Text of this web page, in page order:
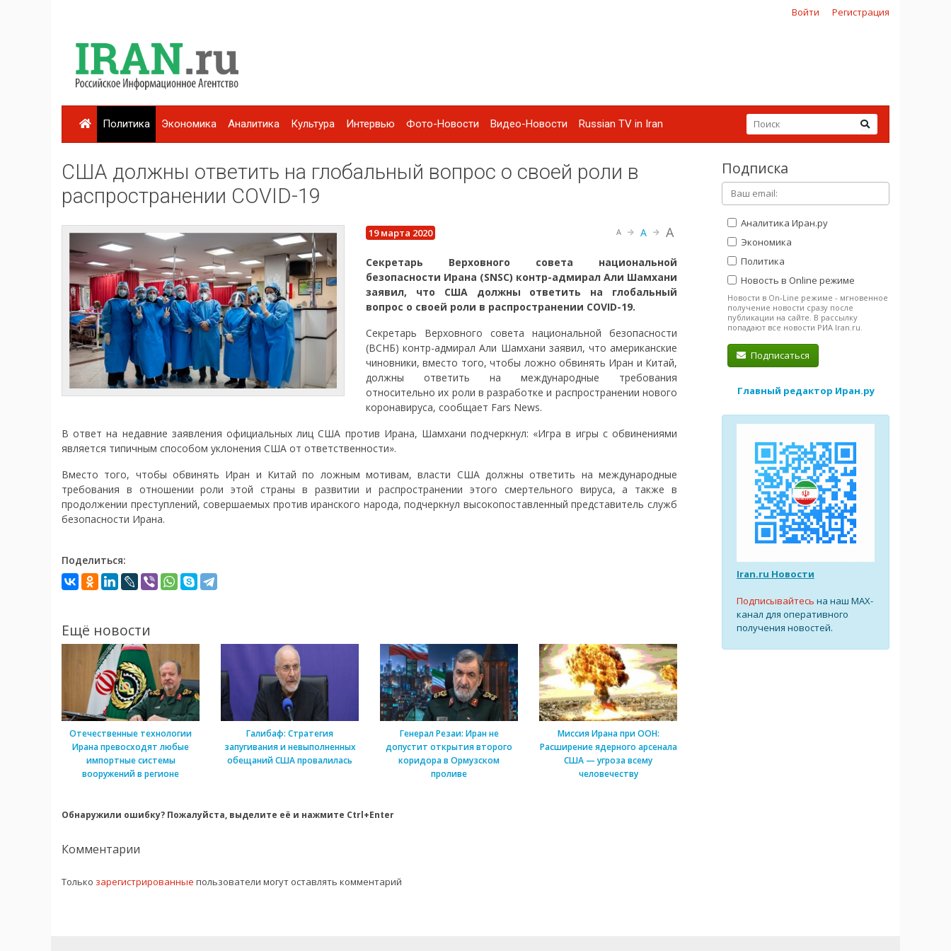
Войти Регистрация
Политика Экономика Аналитика Культура Интервью Фото-Новости Видео-Новости Russian TV in Iran
США должны ответить на глобальный вопрос о своей роли в
распространении COVID-19
19 марта 2020 A A A
Секретарь Верховного совета национальной
безопасности Ирана (SNSC) контр-адмирал Али Шамхани
заявил, что США должны ответить на глобальный
вопрос о своей роли в распространении COVID-19.
Секретарь Верховного совета национальной безопасности
(ВСНБ) контр-адмирал Али Шамхани заявил, что американские
чиновники, вместо того, чтобы ложно обвинять Иран и Китай,
должны ответить на международные требования
относительно их роли в разработке и распространении нового
коронавируса, сообщает Fars News.
В ответ на недавние заявления официальных лиц США против Ирана, Шамхани подчеркнул: «Игра в игры с обвинениями
является типичным способом уклонения США от ответственности».
Вместо того, чтобы обвинять Иран и Китай по ложным мотивам, власти США должны ответить на международные
требования в отношении роли этой страны в развитии и распространении этого смертельного вируса, а также в
продолжении преступлений, совершаемых против иранского народа, подчеркнул высокопоставленный представитель служб
безопасности Ирана.
Поделиться:
Ещё новости
Отечественные технологии
Ирана превосходят любые
импортные системы
вооружений в регионе
Галибаф: Стратегия
запугивания и невыполненных
обещаний США провалилась
Генерал Резаи: Иран не
допустит открытия второго
коридора в Ормузском
проливе
Миссия Ирана при ООН:
Расширение ядерного арсенала
США — угроза всему
человечеству
Обнаружили ошибку? Пожалуйста, выделите её и нажмите Ctrl+Enter
Комментарии
Только зарегистрированные пользователи могут оставлять комментарий
Подписка
Аналитика Иран.ру
Экономика
Политика
Новость в Online режиме
Новости в On-Line режиме - мгновенное
получение новости сразу после
публикации на сайте. В рассылку
попадают все новости РИА Iran.ru.
Подписаться
Главный редактор Иран.ру
Iran.ru Новости
Подписывайтесь на наш MAX-
канал для оперативного
получения новостей.